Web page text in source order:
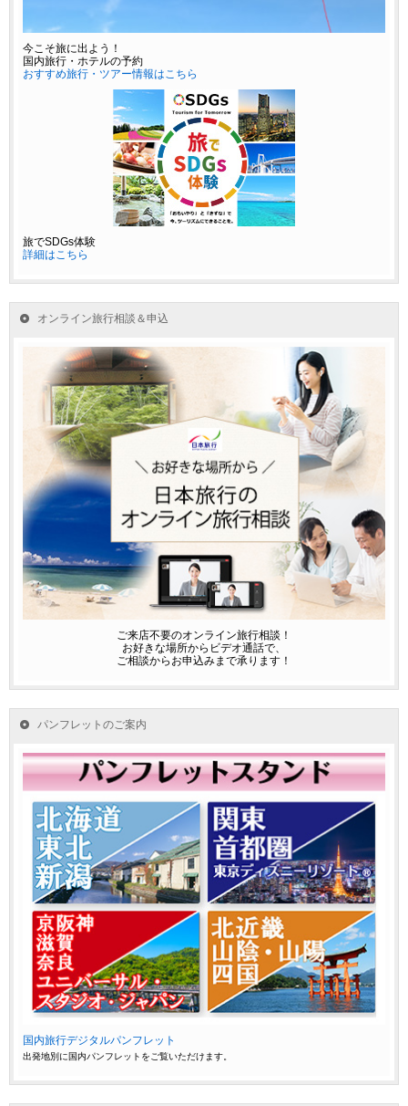
今こそ旅に出よう！
国内旅行・ホテルの予約
おすすめ旅行・ツアー情報はこちら
旅でSDGs体験
詳細はこちら
オンライン旅行相談＆申込
ご来店不要のオンライン旅行相談！
お好きな場所からビデオ通話で、
ご相談からお申込みまで承ります！
パンフレットのご案内
国内旅行デジタルパンフレット
出発地別に国内パンフレットをご覧いただけます。